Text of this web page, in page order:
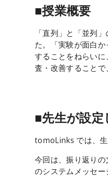
■授業概要
「直列」と「並列
た。「実験が面白
することをねらい
査・改善することで
■先生が設
tomoLinks では、生
今回は、振り返り
のシステムメッセー